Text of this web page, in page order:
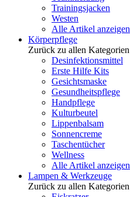
Trainingsjacken
Westen
Alle Artikel anzeigen
Körperpflege
Zurück zu allen Kategorien
Desinfektionsmittel
Erste Hilfe Kits
Gesichtsmaske
Gesundheitspflege
Handpflege
Kulturbeutel
Lippenbalsam
Sonnencreme
Taschentücher
Wellness
Alle Artikel anzeigen
Lampen & Werkzeuge
Zurück zu allen Kategorien